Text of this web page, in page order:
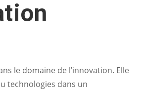
le domaine de l’innovation. Elle
technologies dans un